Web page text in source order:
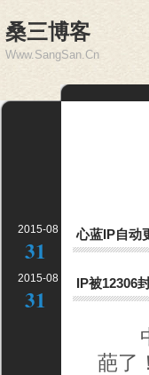
桑三博客
Www.SangSan.Cn
2015-08
31
心蓝IP自动
2015-08
31
IP被12306
中
葩了